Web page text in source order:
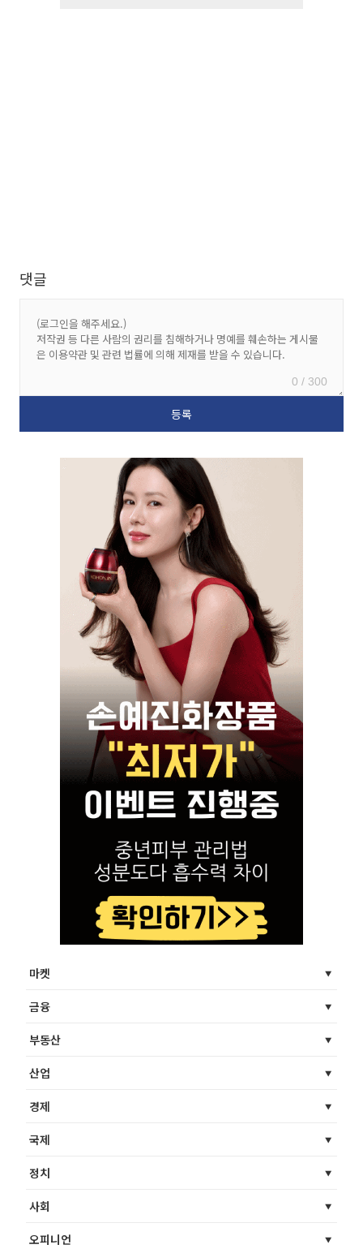
댓글
0 / 300
마켓
금융
부동산
산업
경제
국제
정치
사회
오피니언